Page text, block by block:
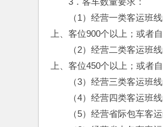
（1）经营一类客运班线
上、客位900个以上；或者
（2）经营二类客运班线
上、客位450个以上；或者
（3）经营三类客运班线
（4）经营四类客运班线
（5）经营省际包车客运